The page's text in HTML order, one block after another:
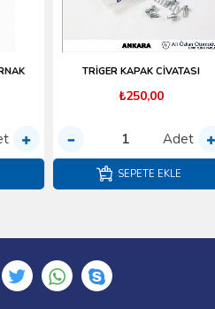
TRİGER KAPAK CİVATASI
₺250,00
Adet
SEPETE EKLE